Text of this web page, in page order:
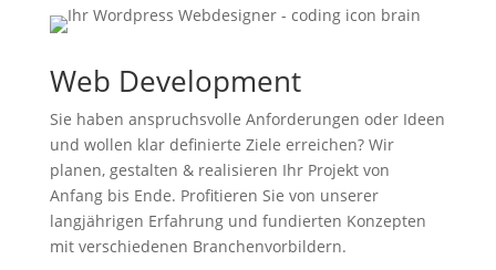
Web Development
Sie haben anspruchsvolle Anforderungen oder Ideen
und wollen klar definierte Ziele erreichen? Wir
planen, gestalten & realisieren Ihr Projekt von
Anfang bis Ende. Profitieren Sie von unserer
langjährigen Erfahrung und fundierten Konzepten
mit verschiedenen Branchenvorbildern.